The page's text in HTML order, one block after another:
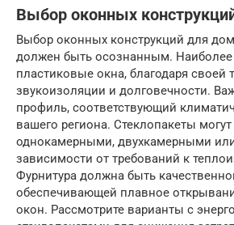
Выбор оконных
Выбор оконных конструкций для
должен быть осознанным.
пластиковые окна, благодаря своей
звукоизоляции и долговечности.
профиль, соответствующий
вашего региона. Стеклопакеты
однокамерными, двухкамерными
зависимости от требований к
Фурнитура должна быть
обеспечивающей плавное
окон. Рассмотрите варианты с